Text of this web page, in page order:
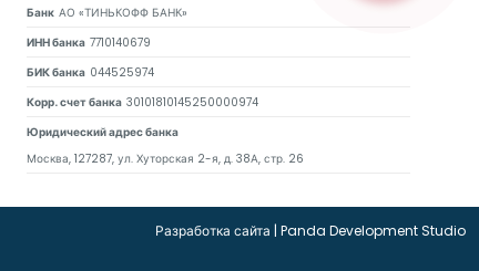
Банк АО «ТИНЬКОФФ БАНК»
ИНН банка 7710140679
БИК банка 044525974
Корр. счет банка 30101810145250000974
Юридический адрес банка
Москва, 127287, ул. Хуторская 2-я, д. 38А, стр. 26
Разработка сайта | Panda Development Studio